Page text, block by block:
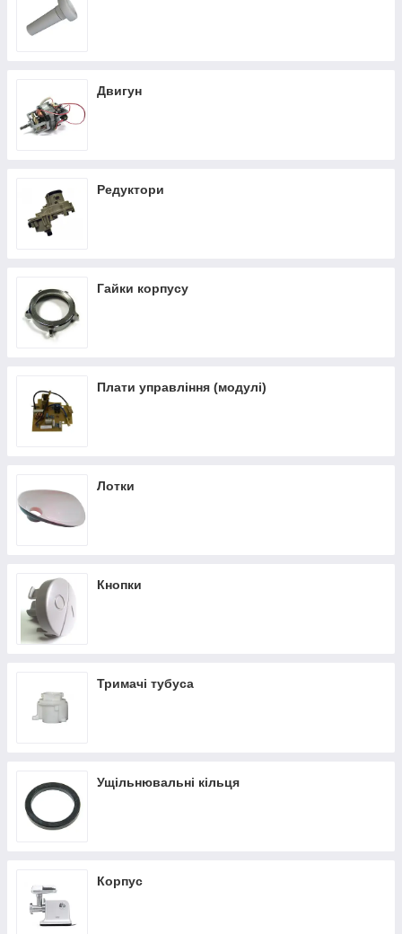
Двигун
Редуктори
Гайки корпусу
Плати управління (модулі)
Лотки
Кнопки
Тримачі тубуса
Ущільнювальні кільця
Корпус